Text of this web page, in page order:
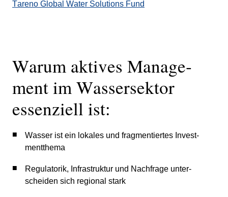
Tareno Global Water Solutions Fund
Warum aktives Manage­
ment im Wasser­sektor
essen­ziell ist:
Wasser ist ein lokales und fragmen­tiertes Invest­
ment­thema
Regula­torik, Infra­struktur und Nachfrage unter­
scheiden sich regional stark